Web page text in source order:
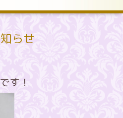
らせ
す！